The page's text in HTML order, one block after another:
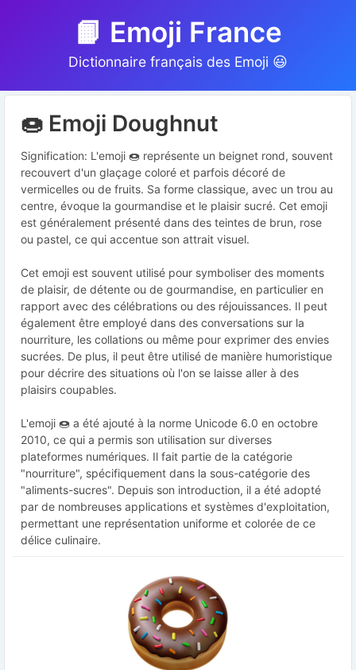
📙 Emoji France
Dictionnaire français des Emoji 😃
🍩 Emoji Doughnut
Signification: L'emoji 🍩 représente un beignet rond, souvent
recouvert d'un glaçage coloré et parfois décoré de
vermicelles ou de fruits. Sa forme classique, avec un trou au
centre, évoque la gourmandise et le plaisir sucré. Cet emoji
est généralement présenté dans des teintes de brun, rose
ou pastel, ce qui accentue son attrait visuel.
Cet emoji est souvent utilisé pour symboliser des moments
de plaisir, de détente ou de gourmandise, en particulier en
rapport avec des célébrations ou des réjouissances. Il peut
également être employé dans des conversations sur la
nourriture, les collations ou même pour exprimer des envies
sucrées. De plus, il peut être utilisé de manière humoristique
pour décrire des situations où l'on se laisse aller à des
plaisirs coupables.
L'emoji 🍩 a été ajouté à la norme Unicode 6.0 en octobre
2010, ce qui a permis son utilisation sur diverses
plateformes numériques. Il fait partie de la catégorie
"nourriture", spécifiquement dans la sous-catégorie des
"aliments-sucres". Depuis son introduction, il a été adopté
par de nombreuses applications et systèmes d'exploitation,
permettant une représentation uniforme et colorée de ce
délice culinaire.